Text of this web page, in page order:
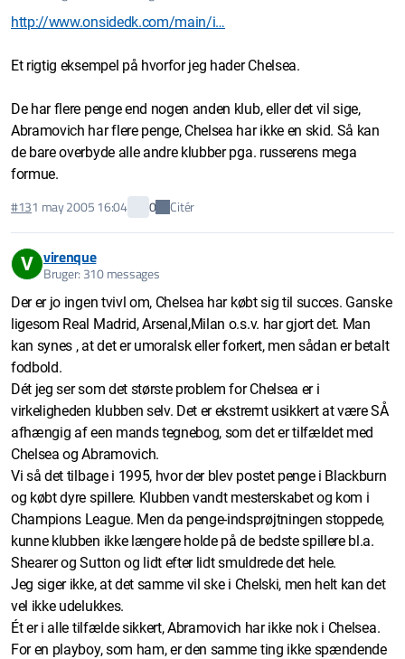
http://www.onsidedk.com/main/i…
Et rigtig eksempel på hvorfor jeg hader Chelsea.
De har flere penge end nogen anden klub, eller det vil sige,
Abramovich har flere penge, Chelsea har ikke en skid. Så kan
de bare overbyde alle andre klubber pga. russerens mega
formue.
#131 may 2005 16:04 0 Citér
V virenque
Bruger: 310 messages
Der er jo ingen tvivl om, Chelsea har købt sig til succes. Ganske
ligesom Real Madrid, Arsenal,Milan o.s.v. har gjort det. Man
kan synes , at det er umoralsk eller forkert, men sådan er betalt
fodbold.
Dét jeg ser som det største problem for Chelsea er i
virkeligheden klubben selv. Det er ekstremt usikkert at være SÅ
afhængig af een mands tegnebog, som det er tilfældet med
Chelsea og Abramovich.
Vi så det tilbage i 1995, hvor der blev postet penge i Blackburn
og købt dyre spillere. Klubben vandt mesterskabet og kom i
Champions League. Men da penge-indsprøjtningen stoppede,
kunne klubben ikke længere holde på de bedste spillere bl.a.
Shearer og Sutton og lidt efter lidt smuldrede det hele.
Jeg siger ikke, at det samme vil ske i Chelski, men helt kan det
vel ikke udelukkes.
Ét er i alle tilfælde sikkert, Abramovich har ikke nok i Chelsea.
For en playboy, som ham, er den samme ting ikke spændende